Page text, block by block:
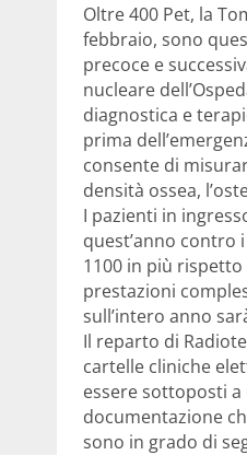
Oltre 400 Pet, la
febbraio, sono
precoce e
nucleare
diagnostica e
prima
consente di
densità ossea,
I pazienti in
quest’anno contro
1100 in più rispetto
prestazioni
sull’intero anno
Il reparto di
cartelle cliniche
essere sottoposti
documentazione
sono in grado di